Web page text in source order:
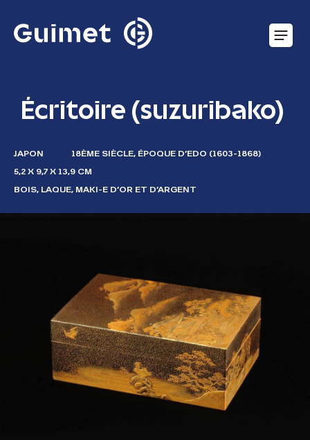
Écritoire (suzuribako)
JAPON 18ÈME SIÈCLE, ÉPOQUE D’EDO (1603-1868)
5,2 X 9,7 X 13,9 CM
BOIS, LAQUE, MAKI-E D’OR ET D’ARGENT